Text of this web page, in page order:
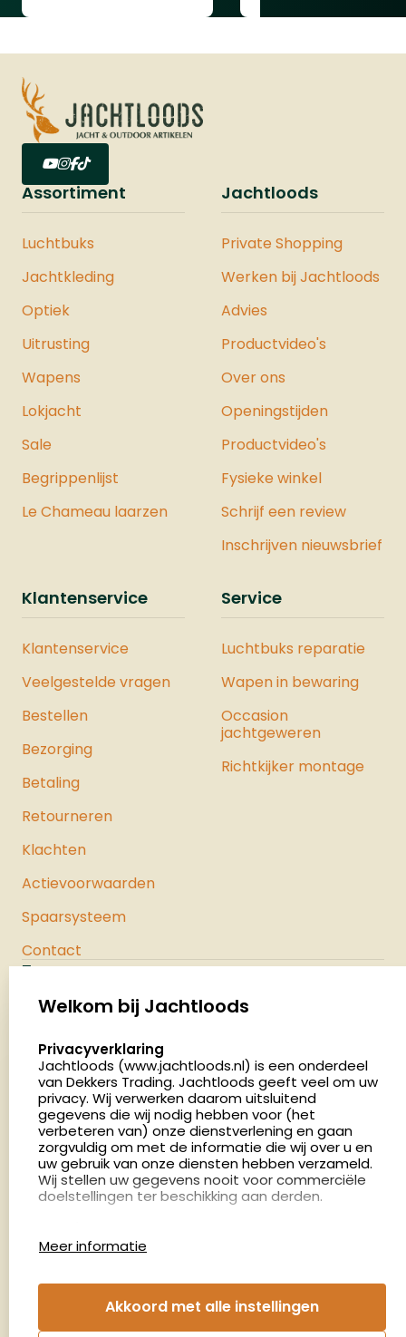
Assortiment
Luchtbuks
Jachtkleding
Optiek
Uitrusting
Wapens
Lokjacht
Sale
Begrippenlijst
Le Chameau laarzen
Jachtloods
Private Shopping
Werken bij Jachtloods
Advies
Productvideo's
Over ons
Openingstijden
Productvideo's
Fysieke winkel
Schrijf een review
Inschrijven nieuwsbrief
Klantenservice
Klantenservice
Veelgestelde vragen
Bestellen
Bezorging
Betaling
Retourneren
Klachten
Actievoorwaarden
Spaarsysteem
Contact
Service
Luchtbuks reparatie
Wapen in bewaring
Occasion
jachtgeweren
Richtkijker montage
Palenrij 1
Nederland
4.8
2883 beoordelingen
Openingstijden
Dinsdag en donderdag: 13:00 - 17:00 én 18:00 - 21:00
uur
Afspraak maken
Nieuwsbrief
Welkom bij Jachtloods
select language
Privacyverklaring
Jachtloods (www.jachtloods.nl) is een onderdeel
van Dekkers Trading. Jachtloods geeft veel om uw
privacy. Wij verwerken daarom uitsluitend
gegevens die wij nodig hebben voor (het
verbeteren van) onze dienstverlening en gaan
zorgvuldig om met de informatie die wij over u en
uw gebruik van onze diensten hebben verzameld.
Wij stellen uw gegevens nooit voor commerciële
doelstellingen ter beschikking aan derden.
gebruiken en hoe effectief de Adwords-
advertenties van Dekkers trading bij Google
Meer informatie
Akkoord met alle instellingen